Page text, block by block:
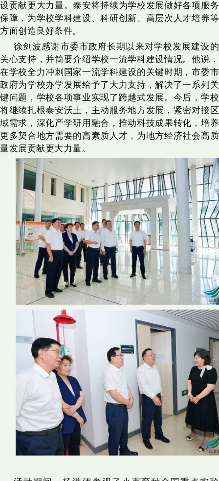
设贡献更大力量。泰安将持续为学校发展做好各项服务
保障，为学校学科建设、科研创新、高层次人才培养等
方面创造良好条件。
徐剑波感谢市委市政府长期以来对学校发展建设的
关心支持，并简要介绍学校一流学科建设情况。他说，
在学校全力冲刺国家一流学科建设的关键时期，市委市
政府为学校办学发展给予了大力支持，解决了一系列关
键问题，学校各项事业实现了跨越式发展。今后，学校
将继续扎根泰安沃土，主动服务地方发展，紧密对接区
域需求，深化产学研用融合，推动科技成果转化，培养
更多契合地方需要的高素质人才，为地方经济社会高质
量发展贡献更大力量。